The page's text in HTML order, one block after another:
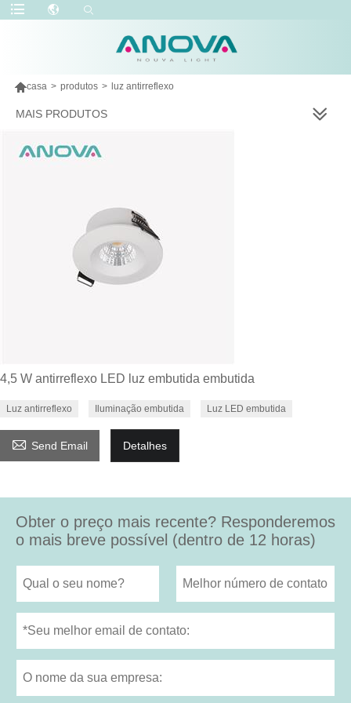
casa > produtos > luz antirreflexo
MAIS PRODUTOS
4,5 W antirreflexo LED luz embutida embutida
Luz antirreflexo Iluminação embutida Luz LED embutida
 Send Email Detalhes
Obter o preço mais recente? Responderemos
o mais breve possível (dentro de 12 horas)